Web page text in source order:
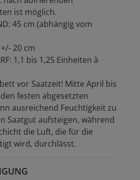
ist möglich.
45 cm (abhängig vom
+/- 20 cm
1,1 bis 1,25 Einheiten à
vor Saatzeit! Mitte April bis
festen abgesetzten
ausreichend Feuchtigkeit zu
Saatgut aufsteigen, während
die Luft, die für die
wird, durchlässt.